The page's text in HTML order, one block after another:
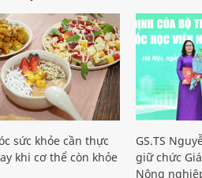
sức khỏe cần thực
khi cơ thể còn khỏe
GS.TS
giữ chức
Nông